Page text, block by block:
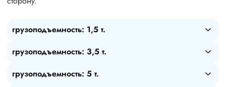
грузоподъемность: 1,5 т.
грузоподъемность: 3,5 т.
грузоподъемность: 5 т.